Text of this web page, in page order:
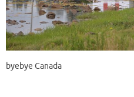
byebye Canada